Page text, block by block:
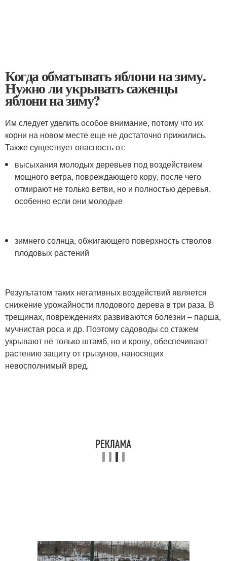
Когда обматывать яблони на зиму.
Нужно ли укрывать саженцы
яблони на зиму?
Им следует уделить особое внимание, потому что их
корни на новом месте еще не достаточно прижились.
Также существует опасность от:
высыхания молодых деревьев под воздействием
мощного ветра, повреждающего кору, после чего
отмирают не только ветви, но и полностью деревья,
особенно если они молодые
зимнего солнца, обжигающего поверхность стволов
плодовых растений
Результатом таких негативных воздействий является
снижение урожайности плодового дерева в три раза. В
трещинах, повреждениях развиваются болезни – парша,
мучнистая роса и др. Поэтому садоводы со стажем
укрывают не только штамб, но и крону, обеспечивают
растению защиту от грызунов, наносящих
невосполнимый вред.